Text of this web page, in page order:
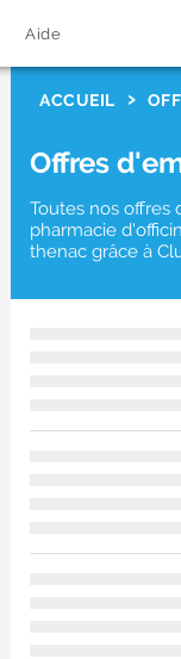
Aide
ACCUEIL
Offres
Toutes nos offres
pharmacie
thenac grâce à